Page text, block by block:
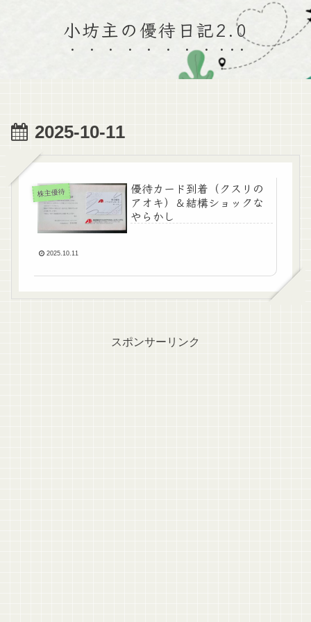
小坊主の優待日記2.0
2025-10-11
株主優待
優待カード到着（クスリの
アオキ）＆結構ショックな
やらかし
2025.10.11
スポンサーリンク